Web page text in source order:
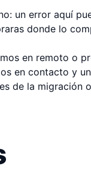
un error aquí
donde lo
en remoto o
en contacto y
de la migración